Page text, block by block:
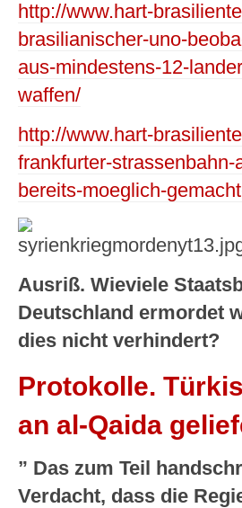
http://www.hart-
brasilianischer-uno-
aus-mindestens-12-
waffen/
http://www.hart-
frankfurter-
bereits-moeglich-
Ausriß. Wieviele
Deutschland ermordet
dies nicht verhindert?
Protokolle.
an al-Qaida
” Das zum Teil
Verdacht, dass die